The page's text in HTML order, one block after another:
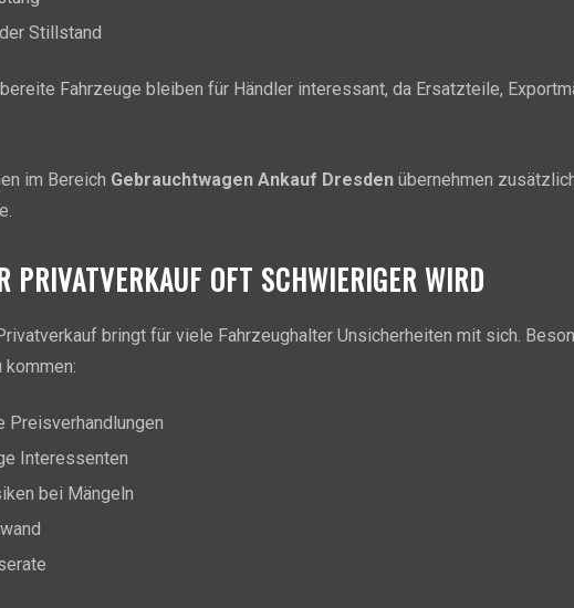
Stillstand
Fahrzeuge bleiben für Händler interessant, da Ersatzteile,
im Bereich Gebrauchtwagen Ankauf Dresden übernehmen
PRIVATVERKAUF OFT SCHWIERIGER WIRD
bringt für viele Fahrzeughalter Unsicherheiten mit sich.
kommen:
Preisverhandlungen
Interessenten
bei Mängeln